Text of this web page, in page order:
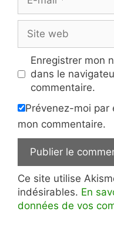
mail
web
Enregistrer mon
dans le
commentaire.
Prévenez-moi par
mon commentaire.
Ce site utilise
indésirables. En
données de vos